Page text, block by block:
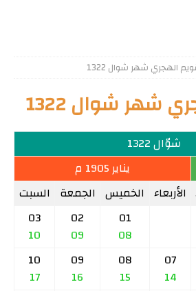
الهجري شهر شوال 1322
شهر شوال 1322
شوّال 1322
يناير 1905 م
الأربعاء الخميس الجمعة السبت
01
08
02
09
03
10
07
14
08
15
09
16
10
17